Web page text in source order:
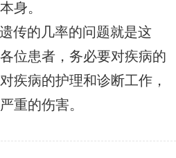
身。
传的几率的问题就是这
位患者，务必要对疾病的
疾病的护理和诊断工作，
重的伤害。